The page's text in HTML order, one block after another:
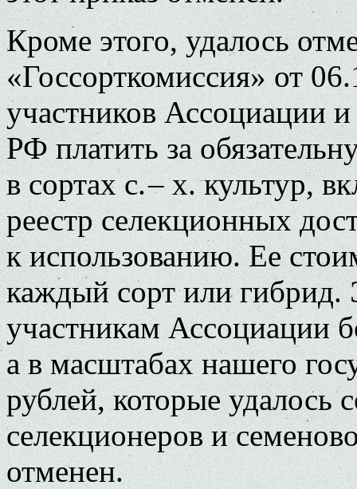
Кроме этого, удалось
«Госсорткомиссия» от
участников Ассоциации и
РФ платить за
в сортах с. – х. культур,
реестр селекционных
к использованию. Ее
каждый сорт или гибрид.
участникам Ассоциации
а в масштабах нашего
рублей, которые удалось
селекционеров и
отменен.